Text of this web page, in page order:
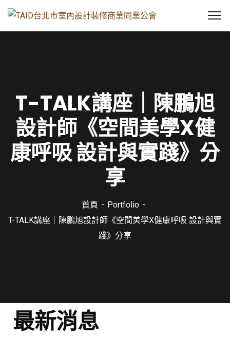
T-TALK講座｜陳鵬旭
設計師《空間美學X健
康呼吸 設計與實踐》分
享
首頁
Portfolio
T-TALK講座｜陳鵬旭設計師《空間美學X健康呼吸 設計與實
踐》分享
最新消息